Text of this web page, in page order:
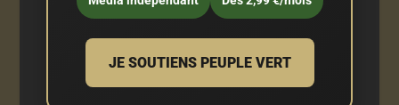
JE SOUTIENS PEUPLE VERT